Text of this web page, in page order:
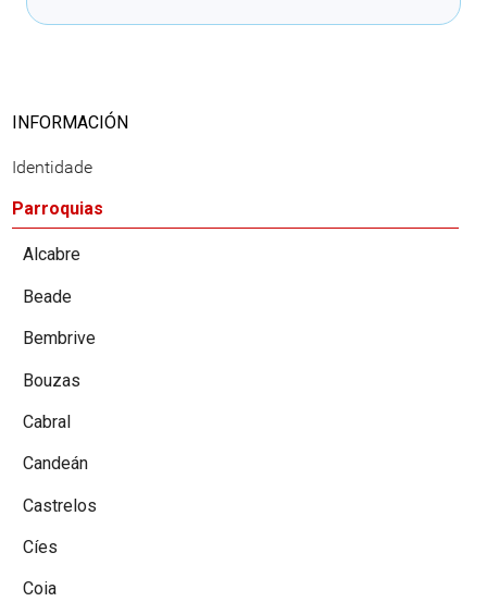
INFORMACIÓN
Identidade
Parroquias
Alcabre
Beade
Bembrive
Bouzas
Cabral
Candeán
Castrelos
Cíes
Coia